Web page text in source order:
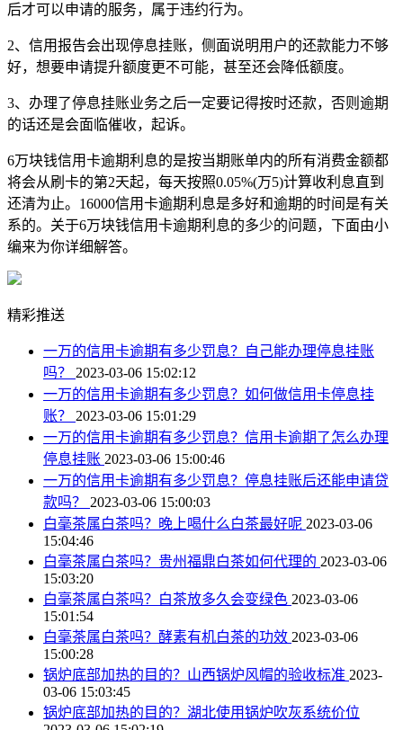
后才可以申请的服务，属于违约行为。
2、信用报告会出现停息挂账，侧面说明用户的还款能力不够
好，想要申请提升额度更不可能，甚至还会降低额度。
3、办理了停息挂账业务之后一定要记得按时还款，否则逾期
的话还是会面临催收，起诉。
6万块钱信用卡逾期利息的是按当期账单内的所有消费金额都
将会从刷卡的第2天起，每天按照0.05%(万5)计算收利息直到
还清为止。16000信用卡逾期利息是多好和逾期的时间是有关
系的。关于6万块钱信用卡逾期利息的多少的问题，下面由小
编来为你详细解答。
精彩推送
一万的信用卡逾期有多少罚息？自己能办理停息挂账
吗？ 2023-03-06 15:02:12
一万的信用卡逾期有多少罚息？如何做信用卡停息挂
账？ 2023-03-06 15:01:29
一万的信用卡逾期有多少罚息？信用卡逾期了怎么办理
停息挂账 2023-03-06 15:00:46
一万的信用卡逾期有多少罚息？停息挂账后还能申请贷
款吗？ 2023-03-06 15:00:03
白毫茶属白茶吗？晚上喝什么白茶最好呢 2023-03-06
15:04:46
白毫茶属白茶吗？贵州福鼎白茶如何代理的 2023-03-06
15:03:20
白毫茶属白茶吗？白茶放多久会变绿色 2023-03-06
15:01:54
白毫茶属白茶吗？酵素有机白茶的功效 2023-03-06
15:00:28
锅炉底部加热的目的？山西锅炉风帽的验收标准 2023-
03-06 15:03:45
锅炉底部加热的目的？湖北使用锅炉吹灰系统价位